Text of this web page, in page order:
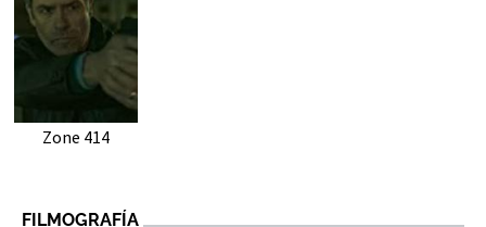
Zone 414
FILMOGRAFÍA